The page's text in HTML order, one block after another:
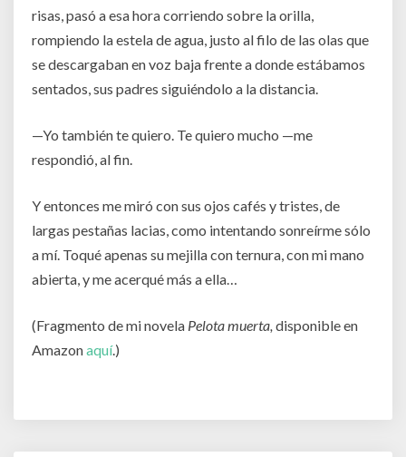
risas, pasó a esa hora corriendo sobre la orilla,
rompiendo la estela de agua, justo al filo de las olas que
se descargaban en voz baja frente a donde estábamos
sentados, sus padres siguiéndolo a la distancia.
—Yo también te quiero. Te quiero mucho —me
respondió, al fin.
Y entonces me miró con sus ojos cafés y tristes, de
largas pestañas lacias, como intentando sonreírme sólo
a mí. Toqué apenas su mejilla con ternura, con mi mano
abierta, y me acerqué más a ella…
(Fragmento de mi novela Pelota muerta, disponible en
Amazonaquí.)